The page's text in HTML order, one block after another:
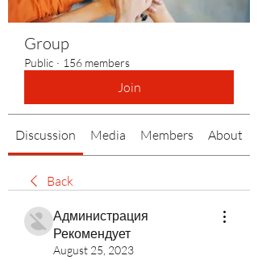
Group
Public · 156 members
Join
Discussion Media Members About
Back
Администрация
Рекомендует
August 25, 2023